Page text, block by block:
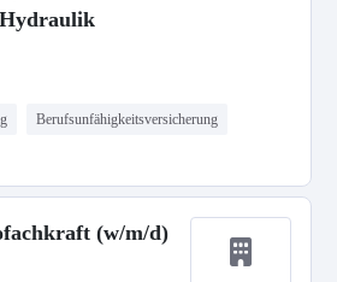
Berufsunfähigkeitsversicherung
(w/m/d)